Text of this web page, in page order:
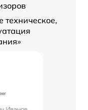
техническое,